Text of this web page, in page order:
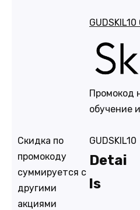
Скидка по
промокоду
суммируется с
другими
акциями
GUDSKIL10
Промокод
обучение
GUDSKIL10
Detai
ls